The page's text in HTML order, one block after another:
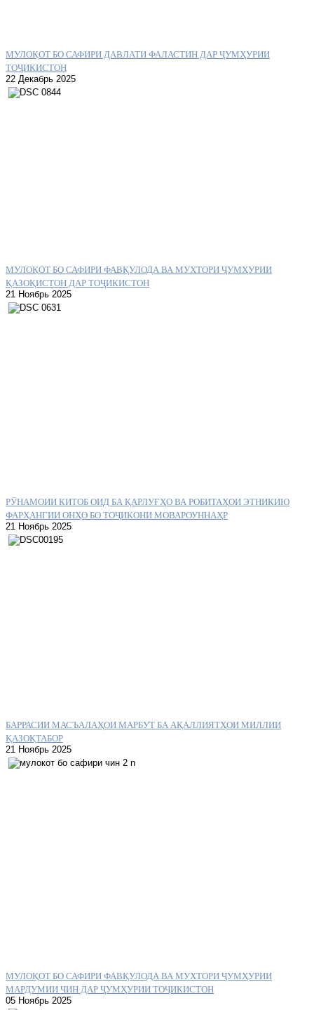
МУЛОҚОТ БО САФИРИ ДАВЛАТИ ФАЛАСТИН ДАР ҶУМҲУРИИ
ТОҶИКИСТОН
22 Декабрь 2025
МУЛОҚОТ БО САФИРИ ФАВҚУЛОДА ВА МУХТОРИ ҶУМҲУРИИ
ҚАЗОҚИСТОН ДАР ТОҶИКИСТОН
21 Ноябрь 2025
РӮНАМОИИ КИТОБ ОИД БА ҚАРЛУҒҲО ВА РОБИТАҲОИ ЭТНИКИЮ
ФАРҲАНГИИ ОНҲО БО ТОҶИКОНИ МОВАРОУННАҲР
21 Ноябрь 2025
БАРРАСИИ МАСЪАЛАҲОИ МАРБУТ БА АҚАЛЛИЯТҲОИ МИЛЛИИ
ҚАЗОҚТАБОР
21 Ноябрь 2025
МУЛОҚОТ БО САФИРИ ФАВҚУЛОДА ВА МУХТОРИ ҶУМҲУРИИ
МАРДУМИИ ЧИН ДАР ҶУМҲУРИИ ТОҶИКИСТОН
05 Ноябрь 2025